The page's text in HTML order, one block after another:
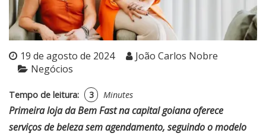
19 de agosto de 2024
João Carlos Nobre
Negócios
Tempo de leitura: 3 Minutes
Primeira loja da Bem Fast na capital goiana oferece
serviços de beleza sem agendamento, seguindo o modelo